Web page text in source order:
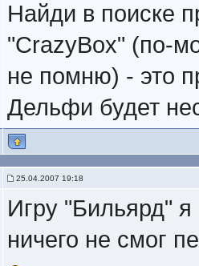
Найди в поиске
"CrazyBox" (по-
не помню) - это
Дельфи будет
25.04.2007 19:18
Игру "Бильярд"
ничего не смог